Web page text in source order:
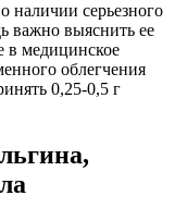
наличии серьезного
важно выяснить ее
в медицинское
облегчения
0,25-0,5 г